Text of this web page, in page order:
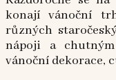
konají vánoční
různých
nápoji a
vánoční dekorace,